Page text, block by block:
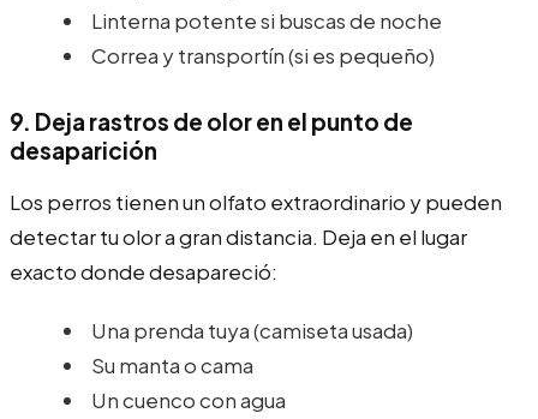
Linterna potente si buscas de noche
Correa y transportín (si es pequeño)
9. Deja rastros de olor en el punto de
desaparición
Los perros tienen un olfato extraordinario y pueden
detectar tu olor a gran distancia. Deja en el lugar
exacto donde desapareció:
Una prenda tuya (camiseta usada)
Su manta o cama
Un cuenco con agua